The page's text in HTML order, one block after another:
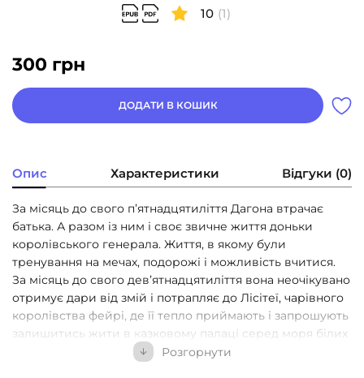
10 (1)
300 грн
ДОДАТИ В КОШИК
Опис Характеристики Відгуки (0)
За місяць до свого пʼятнадцятиліття Дагона втрачає
батька. А разом із ним і своє звичне життя доньки
королівського генерала. Життя, в якому були
тренування на мечах, подорожі і можливість вчитися.
За місяць до свого девʼятнадцятиліття вона неочікувано
отримує дари від змій і потрапляє до Лісітеї, чарівного
королівства фейрі, де її тепло приймають і запрошують
залишитись жити в казковому палаці серед моря білих
квітів. З дитинства закохана у трави, Дагона тішиться
Розгорнути